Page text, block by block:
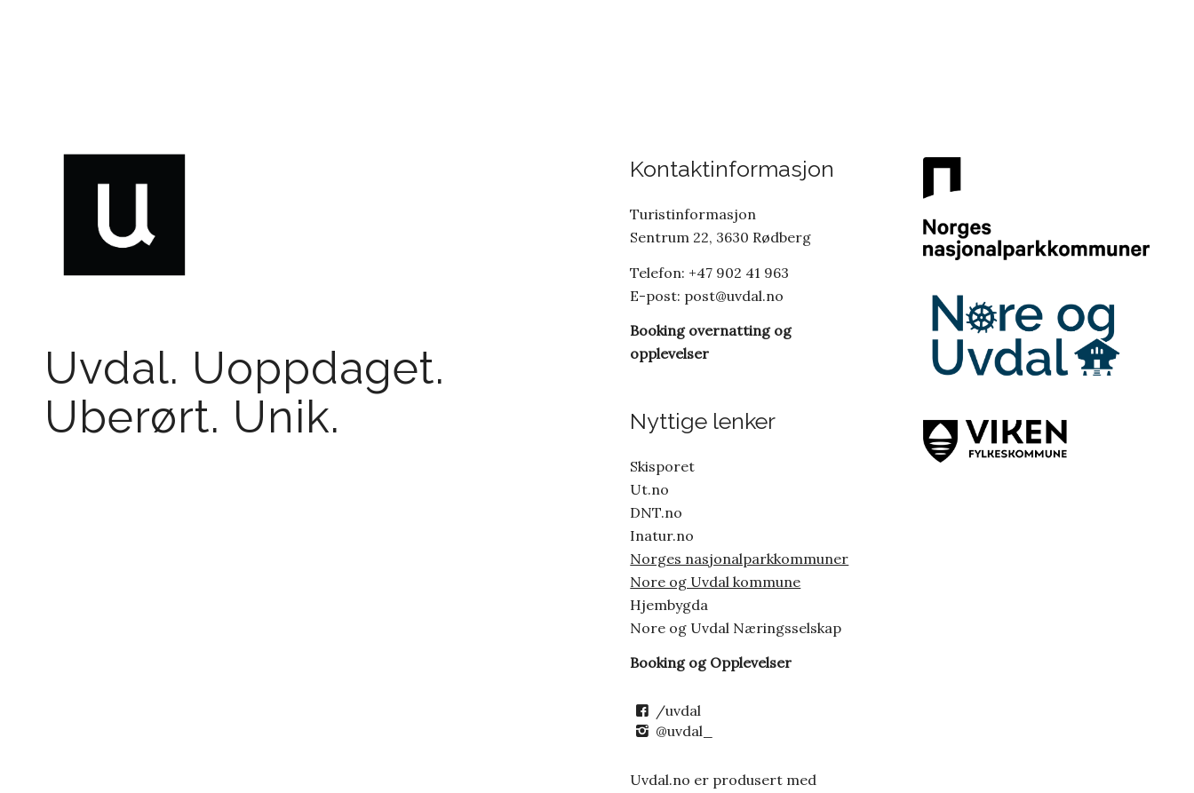
Uvdal. Uoppdaget.
Uberørt. Unik.
Kontaktinformasjon
Turistinformasjon
Sentrum 22, 3630 Rødberg
Telefon: +47 902 41 963
E-post: post@uvdal.no
Booking overnatting og
opplevelser
Nyttige lenker
Skisporet
Ut.no
DNT.no
Inatur.no
Norges nasjonalparkkommuner
Nore og Uvdal kommune
Hjembygda
Nore og Uvdal Næringsselskap
Booking og Opplevelser
/uvdal
@uvdal_
Uvdal.no er produsert med